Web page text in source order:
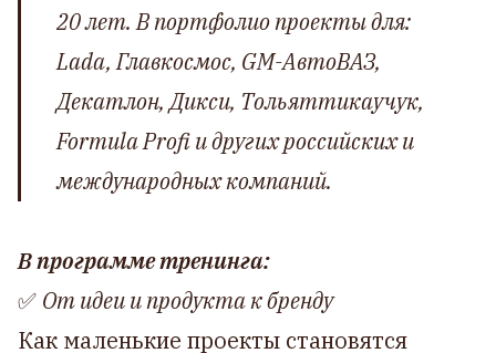
20 лет. В портфолио проекты для:
Lada, Главкосмос, GM-АвтоВАЗ,
Декатлон, Дикси, Тольяттикаучук,
Formula Profi и других российских и
международных компаний.
В программе тренинга:
✅ От идеи и продукта к бренду
Как маленькие проекты становятся